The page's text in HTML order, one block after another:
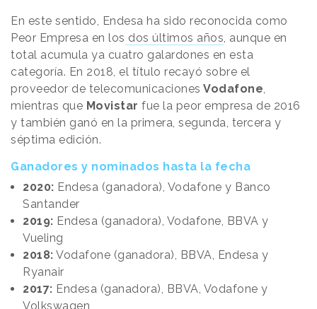
En este sentido, Endesa ha sido reconocida como
Peor Empresa en los dos últimos años, aunque en
total acumula ya cuatro galardones en esta
categoría. En 2018, el título recayó sobre el
proveedor de telecomunicaciones Vodafone,
mientras que Movistar fue la peor empresa de 2016
y también ganó en la primera, segunda, tercera y
séptima edición.
Ganadores y nominados hasta la fecha
2020: Endesa (ganadora), Vodafone y Banco
Santander
2019: Endesa (ganadora), Vodafone, BBVA y
Vueling
2018: Vodafone (ganadora), BBVA, Endesa y
Ryanair
2017: Endesa (ganadora), BBVA, Vodafone y
Volkswagen